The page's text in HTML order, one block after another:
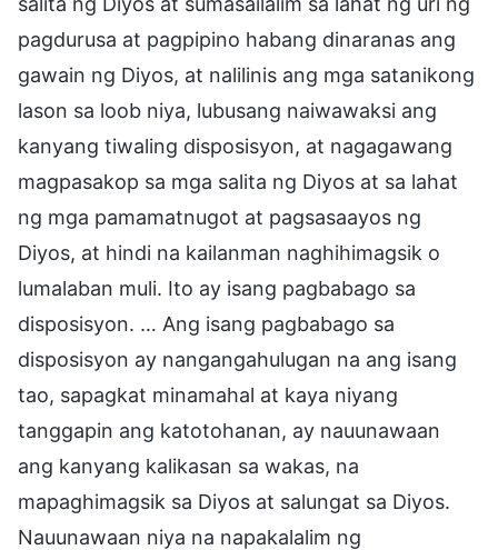
pagdurusa at pagpipino habang dinaranas ang
gawain ng Diyos, at nalilinis ang mga satanikong
lason sa loob niya, lubusang naiwawaksi ang
kanyang tiwaling disposisyon, at nagagawang
magpasakop sa mga salita ng Diyos at sa lahat
ng mga pamamatnugot at pagsasaayos ng
Diyos, at hindi na kailanman naghihimagsik o
lumalaban muli. Ito ay isang pagbabago sa
disposisyon. … Ang isang pagbabago sa
disposisyon ay nangangahulugan na ang isang
tao, sapagkat minamahal at kaya niyang
tanggapin ang katotohanan, ay nauunawaan
ang kanyang kalikasan sa wakas, na
mapaghimagsik sa Diyos at salungat sa Diyos.
Nauunawaan niya na napakalalim ng